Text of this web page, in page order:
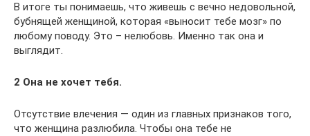
В итоге ты понимаешь, что живешь с вечно недовольной,
бубнящей женщиной, которая «выносит тебе мозг» по
любому поводу. Это – нелюбовь. Именно так она и
выглядит.
2 Она не хочет тебя.
Отсутствие влечения — один из главных признаков того,
что женщина разлюбила. Чтобы она тебе не